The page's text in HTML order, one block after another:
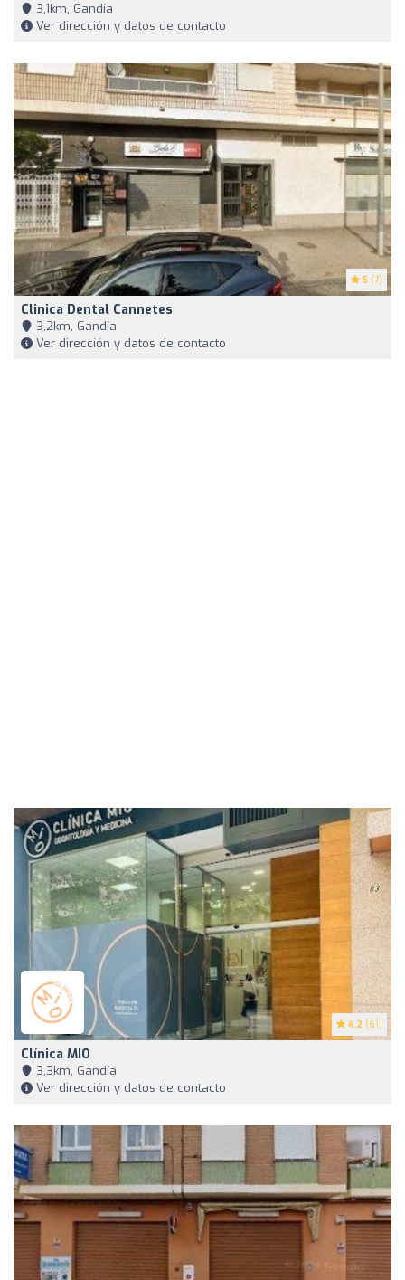
3,1km, Gandía
Ver dirección y datos de contacto
5 (7)
Clinica Dental Cannetes
3,2km, Gandía
Ver dirección y datos de contacto
4.2 (61)
Clínica MIO
3,3km, Gandía
Ver dirección y datos de contacto